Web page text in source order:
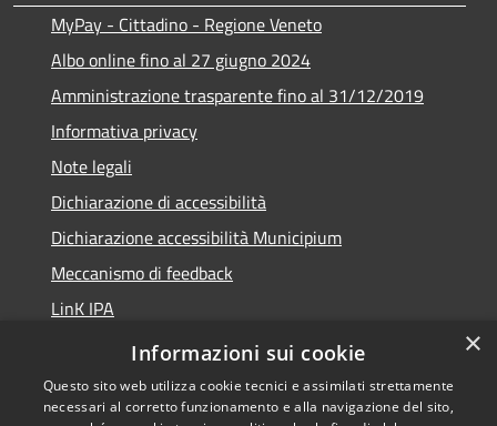
MyPay - Cittadino - Regione Veneto
Albo online fino al 27 giugno 2024
Amministrazione trasparente fino al 31/12/2019
Informativa privacy
Note legali
Dichiarazione di accessibilità
Dichiarazione accessibilità Municipium
Meccanismo di feedback
LinK IPA
Social media policy
×
Informazioni sui cookie
Questo sito web utilizza cookie tecnici e assimilati strettamente
necessari al corretto funzionamento e alla navigazione del sito,